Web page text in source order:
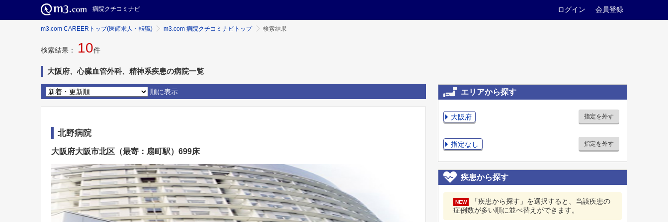
病院クチコミナビ ログイン 会員登録
m3.com CAREERトップ(医師求人・転職) m3.com 病院クチコミナビトップ 検索結果
検索結果： 10件
大阪府、心臓血管外科、精神系疾患の病院一覧
順に表示
北野病院
大阪府大阪市北区（最寄：扇町駅）699床
エリアから探す
大阪府 指定を外す
指定なし 指定を外す
疾患から探す
NEW
「疾患から探す」を選択すると、当該疾患の
症例数が多い順に並べ替えができます。